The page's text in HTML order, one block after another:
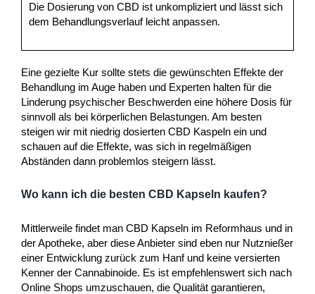
Die Dosierung von CBD ist unkompliziert und lässt sich
dem Behandlungsverlauf leicht anpassen.
Eine gezielte Kur sollte stets die gewünschten Effekte der
Behandlung im Auge haben und Experten halten für die
Linderung psychischer Beschwerden eine höhere Dosis für
sinnvoll als bei körperlichen Belastungen. Am besten
steigen wir mit niedrig dosierten CBD Kaspeln ein und
schauen auf die Effekte, was sich in regelmäßigen
Abständen dann problemlos steigern lässt.
Wo kann ich die besten CBD Kapseln kaufen?
Mittlerweile findet man CBD Kapseln im Reformhaus und in
der Apotheke, aber diese Anbieter sind eben nur Nutznießer
einer Entwicklung zurück zum Hanf und keine versierten
Kenner der Cannabinoide. Es ist empfehlenswert sich nach
Online Shops umzuschauen, die Qualität garantieren,